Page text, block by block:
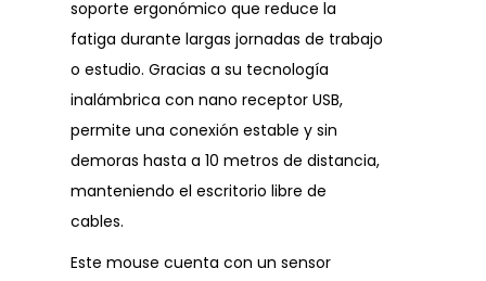
soporte ergonómico que reduce la
fatiga durante largas jornadas de trabajo
o estudio. Gracias a su tecnología
inalámbrica con nano receptor USB,
permite una conexión estable y sin
demoras hasta a 10 metros de distancia,
manteniendo el escritorio libre de
cables.
Este mouse cuenta con un sensor